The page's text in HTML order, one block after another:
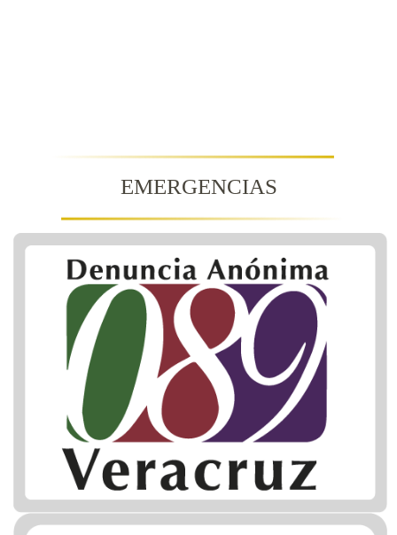
EMERGENCIAS